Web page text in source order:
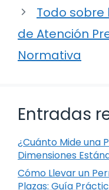
Todo sobre
de Atención
Normativa
Entradas
¿Cuánto Mide una
Dimensiones
Cómo Llevar un
Plazas: Guía